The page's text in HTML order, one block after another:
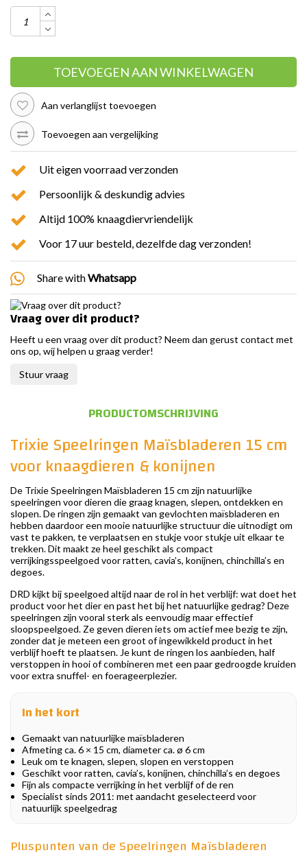
TOEVOEGEN AAN WINKELWAGEN
Aan verlanglijst toevoegen
Toevoegen aan vergelijking
Uit eigen voorraad verzonden
Persoonlijk & deskundig advies
Altijd 100% knaagdiervriendelijk
Voor 17 uur besteld, dezelfde dag verzonden!
Share withWhatsapp
Vraag over dit product?
Heeft u een vraag over dit product? Neem dan gerust contact met
ons op, wij helpen u graag verder!
Stuur vraag
PRODUCTOMSCHRIJVING
Trixie Speelringen Maïsbladeren 15 cm
voor knaagdieren & konijnen
De Trixie Speelringen Maïsbladeren 15 cm zijn natuurlijke
speelringen voor dieren die graag knagen, slepen, ontdekken en
slopen. De ringen zijn gemaakt van gevlochten maïsbladeren en
hebben daardoor een mooie natuurlijke structuur die uitnodigt om
vast te pakken, te verplaatsen en stukje voor stukje uit elkaar te
trekken. Dit maakt ze heel geschikt als compact
verrijkingsspeelgoed voor ratten, cavia’s, konijnen, chinchilla’s en
degoes.
DRD kijkt bij speelgoed altijd naar de rol in het verblijf: wat doet het
product voor het dier en past het bij het natuurlijke gedrag? Deze
speelringen zijn vooral sterk als eenvoudig maar effectief
sloopspeelgoed. Ze geven dieren iets om actief mee bezig te zijn,
zonder dat je meteen een groot of ingewikkeld product in het
verblijf hoeft te plaatsen. Je kunt de ringen los aanbieden, half
verstoppen in hooi of combineren met een paar gedroogde kruiden
voor extra snuffel- en foerageerplezier.
In het kort
Gemaakt van natuurlijke maïsbladeren
Afmeting ca. 6 × 15 cm, diameter ca. ø 6 cm
Leuk om te knagen, slepen, slopen en verstoppen
Geschikt voor ratten, cavia’s, konijnen, chinchilla’s en degoes
Fijn als compacte verrijking in het verblijf of de ren
Specialist sinds 2011: met aandacht geselecteerd voor
natuurlijk speelgedrag
Pluspunten van de Speelringen Maïsbladeren